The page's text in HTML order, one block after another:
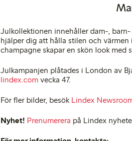
Julkollektionen innehåller dam-,
hjälper dig att hålla stilen och
champagne skapar en skön look med
Julkampanjen plåtades i London av
lindex.com vecka 47.
För fler bilder, besök Lindex
Nyhet! Prenumerera på Lindex